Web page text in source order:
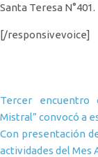
Santa Teresa N°401.
[/responsivevoice]
Tercer encuentro
Mistral” convocó a
Con presentación
actividades del Mes